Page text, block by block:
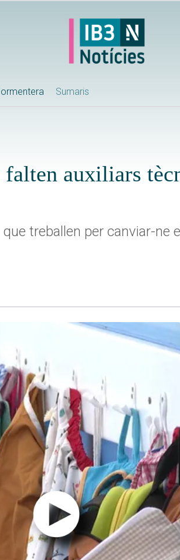
Sumaris
auxiliars
treballen per canviar-ne